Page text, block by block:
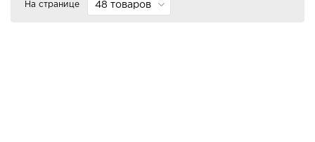
На странице 48 товаров